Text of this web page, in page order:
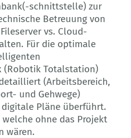
schnittstelle) zur
Betreuung von
vs. Cloud-
Für die optimale
(Robotik Totalstation)
(Arbeitsbereich,
und Gehwege)
Pläne überführt.
ohne das Projekt
wären.